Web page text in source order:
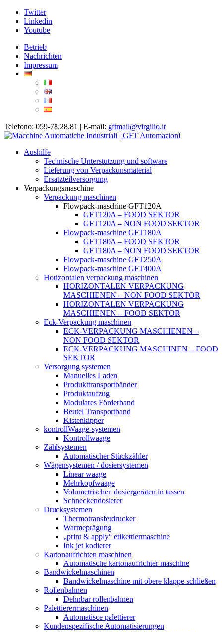
Twitter
Linkedin
Youtube
Betrieb
Nachrichten
Impressum
Telefono: 059-78.28.81 | E-mail: gftmail@virgilio.it
Aushilfe
Technische Unterstutzung und software
Lieferung von Verpackunsmaterial
Ersatzteilversorgung
Verpackungsmaschine
Verpackung maschinen
Flowpack-maschine GFT120A
GFT120A – FOOD SEKTOR
GFT120A – NON FOOD SEKTOR
Flowpack-maschine GFT180A
GFT180A – FOOD SEKTOR
GFT180A – NON FOOD SEKTOR
Flowpack-maschine GFT250A
Flowpack-maschine GFT400A
Horizontalen verpackung maschinen
HORIZONTALEN VERPACKUNG
MASCHIENEN – NON FOOD SEKTOR
HORIZONTALEN VERPACKUNG
MASCHIENEN – FOOD SEKTOR
Eck-Verpackung maschinen
ECK-VERPACKUNG MASCHIENEN –
NON FOOD SEKTOR
ECK-VERPACKUNG MASCHINEN – FOOD
SEKTOR
Versorgung systemen
Manuelles Laden
Produkttransportbänder
Produktaufzug
Modulares Förderband
Beutel Transportband
Kistenkipper
kontrollWaage-systemen
Kontrollwaage
Zählsystemen
Automatischer Stückzähler
Wägensystemen / dosiersystemen
Linear waage
Mehrkopfwaage
Volumetrischen dosiergeräten in tassen
Schneckendosierer
Drucksystemen
Thermotransferdrucker
Warmeprägung
„print & apply“ etikettiermaschine
Ink jet kodierer
Kartonaufrichten maschinen
Automatische kartonaufrichter maschine
Bandwickelmaschinen
Bandwickelmaschine mit obere klappe schließen
Rollenbahnen
Dehnbar rollenbahnen
Palettierermaschinen
Automatisce palettierer
Kundenspezifische Automatisierungen